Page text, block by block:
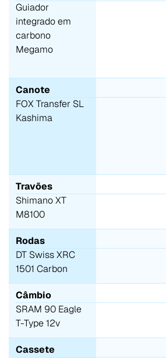
Guiador
integrado em
carbono
Megamo
Canote
FOX Transfer SL
Kashima
Travões
Shimano XT
M8100
Rodas
DT Swiss XRC
1501 Carbon
Câmbio
SRAM 90 Eagle
T-Type 12v
Cassete